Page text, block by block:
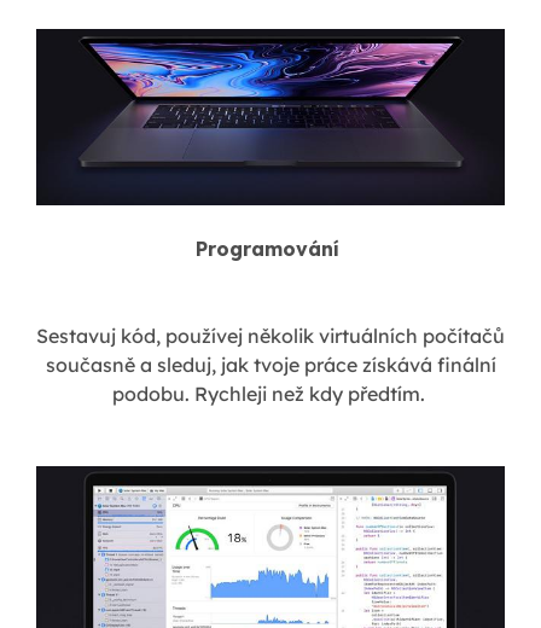
Programování
Sestavuj kód, používej několik virtuálních počítačů
současně a sleduj, jak tvoje práce získává finální
podobu. Rychleji než kdy předtím.